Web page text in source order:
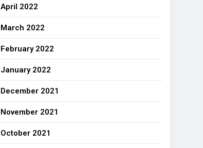
April 2022
March 2022
February 2022
January 2022
December 2021
November 2021
October 2021